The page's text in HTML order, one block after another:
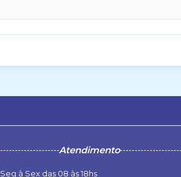
Atendimento
Seg à Sex das 08 às 18hs